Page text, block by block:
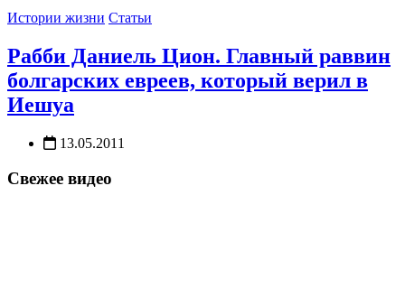
Истории жизни Статьи
Рабби Даниель Цион. Главный раввин
болгарских евреев, который верил в
Иешуа
13.05.2011
Свежее видео